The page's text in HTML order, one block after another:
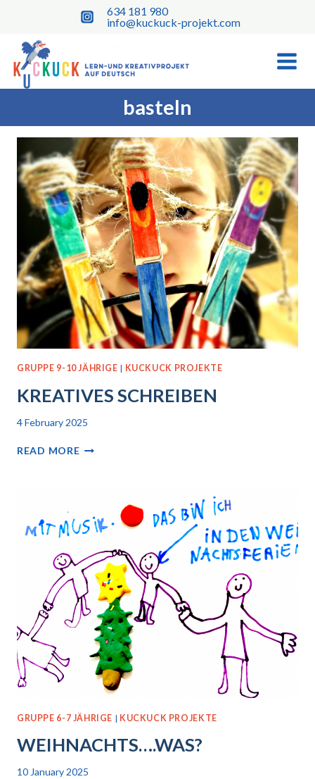
content
634 181 980
info@kuckuck-projekt.com
basteln
GRUPPE 9-10 JÄHRIGE | KUCKUCK PROJEKTE
KREATIVES SCHREIBEN
4 February 2025
READ MOREKREATIVES
GRUPPE 6-7 JÄHRIGE | KUCKUCK PROJEKTE
WEIHNACHTS….WAS?
10 January 2025